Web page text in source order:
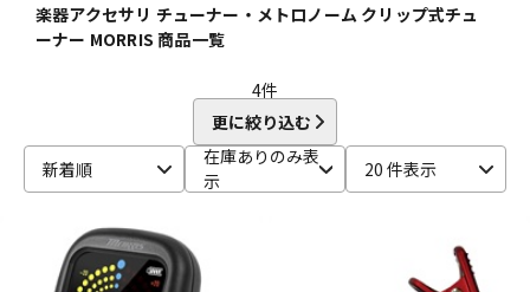
ベース ウクレレ
ドラム パーカッション
楽器アクセサリ チューナー・メトロノーム クリップ式チュ
ーナー MORRIS 商品一覧
4件
更に絞り込む
新着順
在庫ありのみ表
示
20 件表示